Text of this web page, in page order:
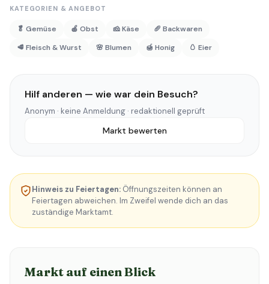
KATEGORIEN & ANGEBOT
🥬 Gemüse 🍎 Obst 🧀 Käse
🥖 Backwaren
🥩 Fleisch & Wurst
🌸 Blumen 🍯 Honig 🥚 Eier
Hilf anderen — wie war dein Besuch?
Anonym · keine Anmeldung · redaktionell geprüft
Markt bewerten
Hinweis zu Feiertagen: Öffnungszeiten können an
Feiertagen abweichen. Im Zweifel wende dich an das
zuständige Marktamt.
Markt auf einen Blick